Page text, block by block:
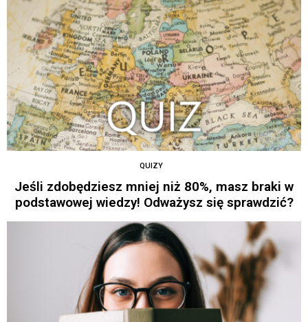
QUIZY
Jeśli zdobędziesz mniej niż 80%, masz braki w
podstawowej wiedzy! Odważysz się sprawdzić?